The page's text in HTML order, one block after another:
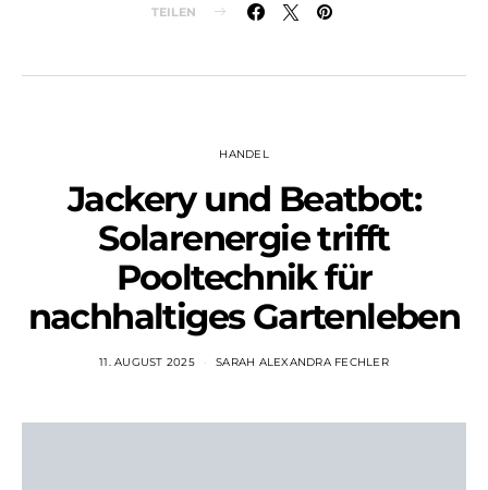
TEILEN
HANDEL
Jackery und Beatbot:
Solarenergie trifft
Pooltechnik für
nachhaltiges Gartenleben
11. AUGUST 2025 SARAH ALEXANDRA FECHLER